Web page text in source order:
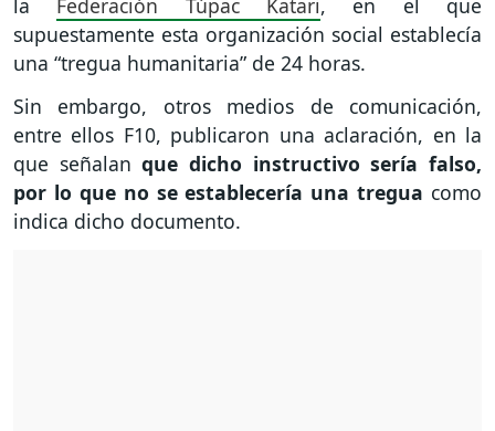
la Federación Túpac Katari, en el que
supuestamente esta organización social establecía
una “tregua humanitaria” de 24 horas.
Sin embargo, otros medios de comunicación,
entre ellos F10, publicaron una aclaración, en la
que señalanque dicho instructivo sería falso,
por lo que no se establecería una tregua como
indica dicho documento.